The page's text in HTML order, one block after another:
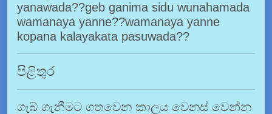
yanawada??geb ganima sidu wunahamada
wamanaya yanne??wamanaya yanne
kopana kalayakata pasuwada??
පිළිතුර
ගැබ් ගැනීමට ගතවෙන කාලය වෙනස් වෙන්න